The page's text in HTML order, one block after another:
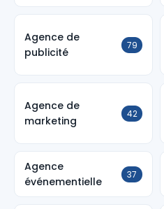
Agence de
publicité
79
Agence de
marketing
42
Agence
événementielle
37